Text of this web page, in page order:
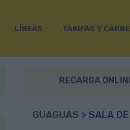
LÍNEAS TARIFAS Y
RECARGA
GUAGUAS > SALA